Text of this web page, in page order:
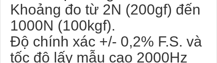
Khoảng đo từ ​​2N (200gf) đến
1000N (100kgf).
Độ chính xác +/- 0,2% F.S. và
tốc độ lấy mẫu cao 2000Hz